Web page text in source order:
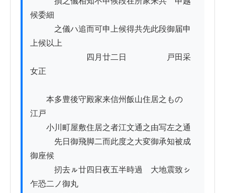
候委細
之儀ハ追而可申上候得共先此段御届申
上候以上
四月廿二日　　　　　戸田采
女正
本多豊後守殿家来信州飯山住居之ものゟ
江戸
小川町屋敷住居之者江文通之由写左之通
先日御飛脚二而此度之大変御承知被成
御座候
扨去ㇽ廿四日夜五半時過ゟ大地震致ㇱ
乍恐二ノ御丸